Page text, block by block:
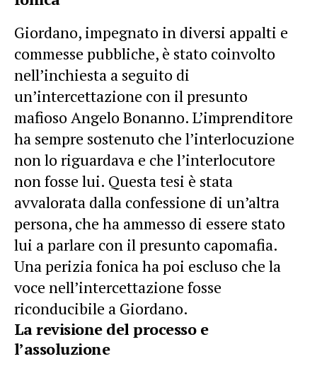
Giordano, impegnato in diversi appalti e
commesse pubbliche, è stato coinvolto
nell’inchiesta a seguito di
un’intercettazione con il presunto
mafioso Angelo Bonanno. L’imprenditore
ha sempre sostenuto che l’interlocuzione
non lo riguardava e che l’interlocutore
non fosse lui. Questa tesi è stata
avvalorata dalla confessione di un’altra
persona, che ha ammesso di essere stato
lui a parlare con il presunto capomafia.
Una perizia fonica ha poi escluso che la
voce nell’intercettazione fosse
riconducibile a Giordano.
La revisione del processo e
l’assoluzione